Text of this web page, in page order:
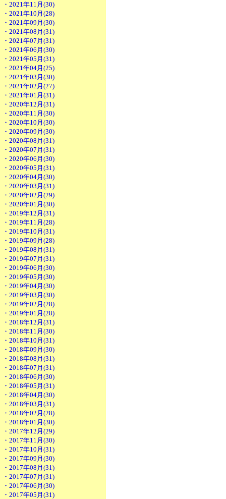
・2021年11月(30)
・2021年10月(28)
・2021年09月(30)
・2021年08月(31)
・2021年07月(31)
・2021年06月(30)
・2021年05月(31)
・2021年04月(25)
・2021年03月(30)
・2021年02月(27)
・2021年01月(31)
・2020年12月(31)
・2020年11月(30)
・2020年10月(30)
・2020年09月(30)
・2020年08月(31)
・2020年07月(31)
・2020年06月(30)
・2020年05月(31)
・2020年04月(30)
・2020年03月(31)
・2020年02月(29)
・2020年01月(30)
・2019年12月(31)
・2019年11月(28)
・2019年10月(31)
・2019年09月(28)
・2019年08月(31)
・2019年07月(31)
・2019年06月(30)
・2019年05月(30)
・2019年04月(30)
・2019年03月(30)
・2019年02月(28)
・2019年01月(28)
・2018年12月(31)
・2018年11月(30)
・2018年10月(31)
・2018年09月(30)
・2018年08月(31)
・2018年07月(31)
・2018年06月(30)
・2018年05月(31)
・2018年04月(30)
・2018年03月(31)
・2018年02月(28)
・2018年01月(30)
・2017年12月(29)
・2017年11月(30)
・2017年10月(31)
・2017年09月(30)
・2017年08月(31)
・2017年07月(31)
・2017年06月(30)
・2017年05月(31)